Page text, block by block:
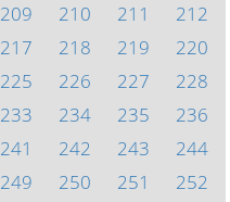
209 210 211
212
217 218 219
220
225 226 227
228
233 234 235
236
241 242 243
244
249 250 251
252